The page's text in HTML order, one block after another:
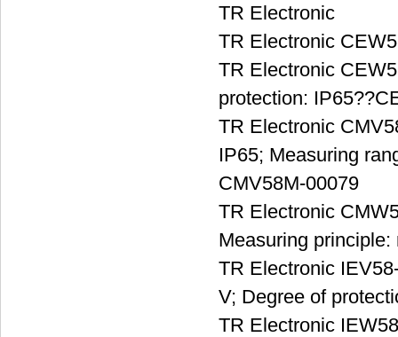
TR Electronic
TR Electronic
TR Electronic
protection:
TR Electronic
IP65; Measuring
CMV58M-00079
TR Electronic
Measuring
TR Electronic
V; Degree of
TR Electronic